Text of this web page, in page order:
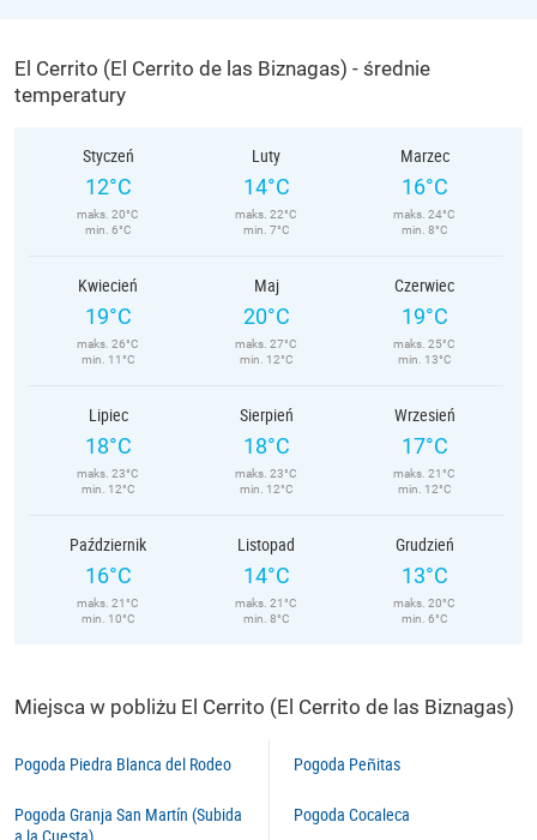
El Cerrito (El Cerrito de las Biznagas) - średnie
temperatury
Styczeń
12°C
maks. 20°C
min. 6°C
Luty
14°C
maks. 22°C
min. 7°C
Marzec
16°C
maks. 24°C
min. 8°C
Kwiecień
19°C
maks. 26°C
min. 11°C
Maj
20°C
maks. 27°C
min. 12°C
Czerwiec
19°C
maks. 25°C
min. 13°C
Lipiec
18°C
maks. 23°C
min. 12°C
Sierpień
18°C
maks. 23°C
min. 12°C
Wrzesień
17°C
maks. 21°C
min. 12°C
Październik
16°C
maks. 21°C
min. 10°C
Listopad
14°C
maks. 21°C
min. 8°C
Grudzień
13°C
maks. 20°C
min. 6°C
Miejsca w pobliżu El Cerrito (El Cerrito de las Biznagas)
Pogoda Piedra Blanca del Rodeo
Pogoda Granja San Martín (Subida
Pogoda Peñitas
Pogoda Cocaleca